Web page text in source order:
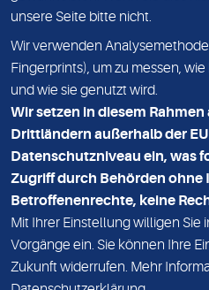
DATENSCHUTZ
KONTAKT
NEWSLETTER
ADRESSE
MVZ Medizinisches Labor Nord
Essener Straße 108
22419 Hamburg
unsere Seite bitte nicht.
Wir verwenden
Fingerprints), um zu messen,
und wie sie genutzt wird.
Wir setzen in diesem
Drittländern außerhalb der
Datenschutzniveau ein, was
Zugriff durch Behörden ohne
Betroffenenrechte, keine
Mit Ihrer Einstellung willigen Sie
Vorgänge ein. Sie können Ihre
Zukunft widerrufen. Mehr